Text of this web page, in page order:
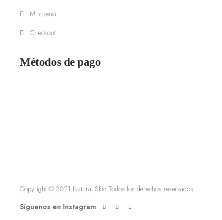
Mi cuenta
Checkout
Métodos de pago
Copyright © 2021 Natural Skin Todos los derechos reservados
Síguenos en Instagram